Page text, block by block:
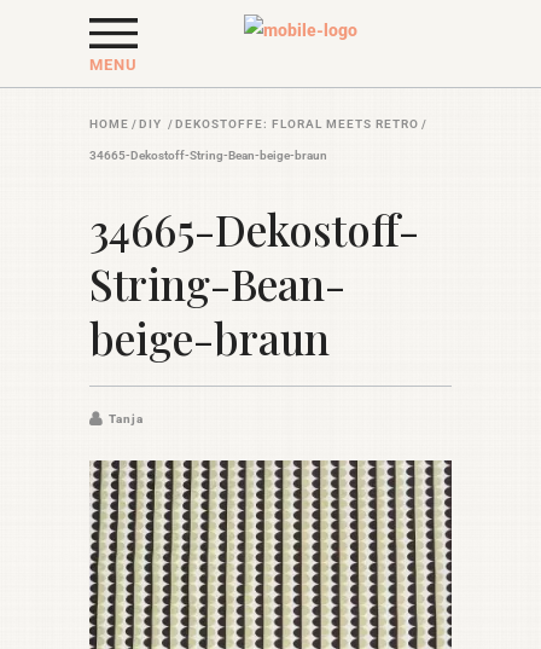
MENU
HOME /DIY /DEKOSTOFFE: FLORAL MEETS RETRO /
34665-Dekostoff-String-Bean-beige-braun
34665-Dekostoff-
String-Bean-
beige-braun
Tanja